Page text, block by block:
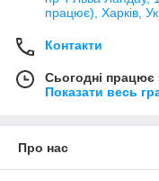
працює), Харків,
Контакти
Сьогодні працює
Показати весь
Про нас